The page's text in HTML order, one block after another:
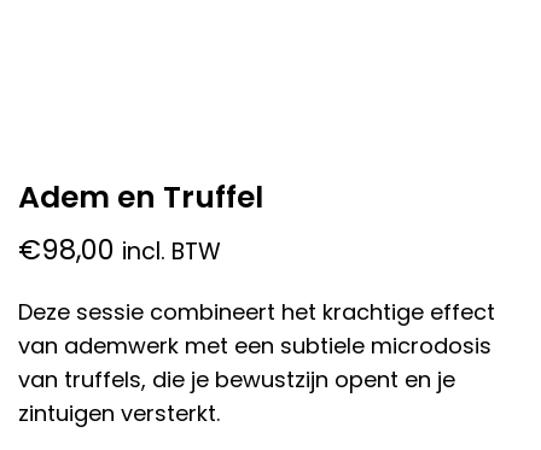
Adem en Truffel
€98,00 incl. BTW
Deze sessie combineert het krachtige effect
van ademwerk met een subtiele microdosis
van truffels, die je bewustzijn opent en je
zintuigen versterkt.